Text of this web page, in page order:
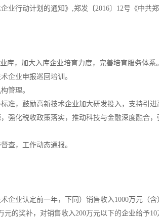
业行动计划的通知》,郑发〔2016〕12号《中共
库，加大入库企业培育力度，完善培育服务体系。
企业申报巡回培训。
管理。
准，鼓励高新技术企业加大研发投入，支持引进
强化税收政策落实，推动科技与金融深度融合
查，工作动态通报。
企业认定前一年，下同）销售收入1000万元（
的奖补，对销售收入200万元以下的企业给予10